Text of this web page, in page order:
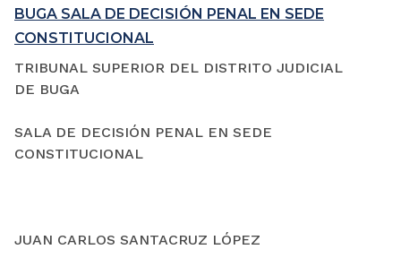
BUGA SALA DE DECISIÓN PENAL EN SEDE
CONSTITUCIONAL
TRIBUNAL SUPERIOR DEL DISTRITO JUDICIAL
DE BUGA
SALA DE DECISIÓN PENAL EN SEDE
CONSTITUCIONAL
JUAN CARLOS SANTACRUZ LÓPEZ